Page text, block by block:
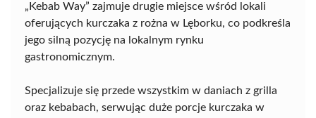
„Kebab Way” zajmuje drugie miejsce wśród lokali
oferujących kurczaka z rożna w Lęborku, co podkreśla
jego silną pozycję na lokalnym rynku
gastronomicznym.
Specjalizuje się przede wszystkim w daniach z grilla
oraz kebabach, serwując duże porcje kurczaka w